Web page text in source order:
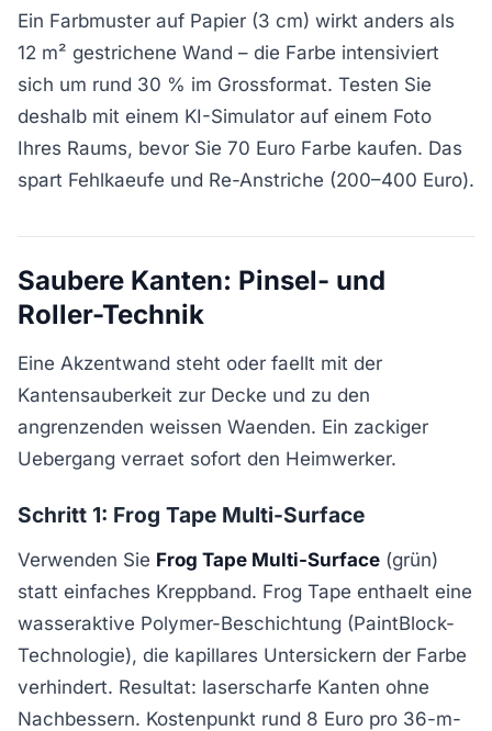
Ein Farbmuster auf Papier (3 cm) wirkt anders als
12 m² gestrichene Wand – die Farbe intensiviert
sich um rund 30 % im Grossformat. Testen Sie
deshalb mit einem KI-Simulator auf einem Foto
Ihres Raums, bevor Sie 70 Euro Farbe kaufen. Das
spart Fehlkaeufe und Re-Anstriche (200–400 Euro).
Saubere Kanten: Pinsel- und
Roller-Technik
Eine Akzentwand steht oder faellt mit der
Kantensauberkeit zur Decke und zu den
angrenzenden weissen Waenden. Ein zackiger
Uebergang verraet sofort den Heimwerker.
Schritt 1: Frog Tape Multi-Surface
Verwenden Sie Frog Tape Multi-Surface (grün)
statt einfaches Kreppband. Frog Tape enthaelt eine
wasseraktive Polymer-Beschichtung (PaintBlock-
Technologie), die kapillares Untersickern der Farbe
verhindert. Resultat: laserscharfe Kanten ohne
Nachbessern. Kostenpunkt rund 8 Euro pro 36-m-